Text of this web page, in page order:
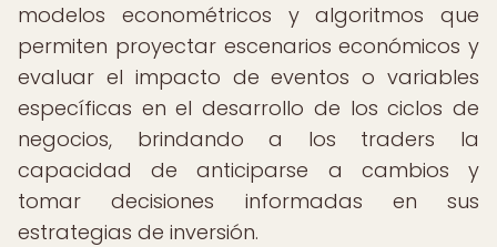
modelos econométricos y algoritmos que
permiten proyectar escenarios económicos y
evaluar el impacto de eventos o variables
específicas en el desarrollo de los ciclos de
negocios, brindando a los traders la
capacidad de anticiparse a cambios y
tomar decisiones informadas en sus
estrategias de inversión.